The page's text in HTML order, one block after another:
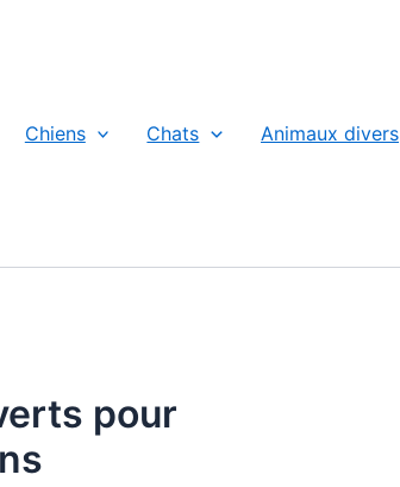
Chiens Chats Animaux divers
pour